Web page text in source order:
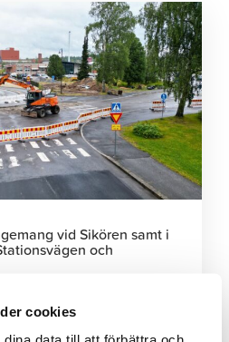
cookies
vid Sikören samt i
och